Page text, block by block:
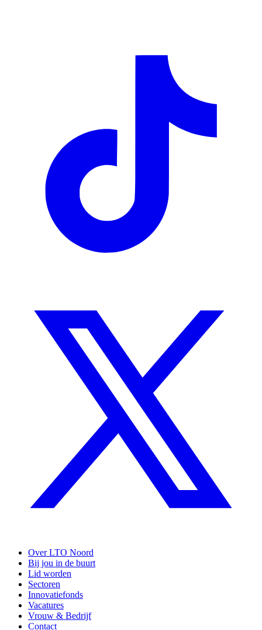
Over LTO Noord
Bij jou in de buurt
Lid worden
Sectoren
Innovatiefonds
Vacatures
Vrouw & Bedrijf
Contact